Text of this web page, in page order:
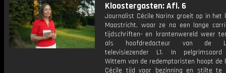
Kloostergasten: Afl. 6
Journalist Cécile Narinx groeit op in het
Maastricht, waar ze na een lange
tijdschriften- en krantenwereld weer
als hoofdredacteur van de
televisiezender L1. In pelgrimsoord
Wittem van de redemptoristen hoopt de
Cécile tijd voor bezinning en stilte te